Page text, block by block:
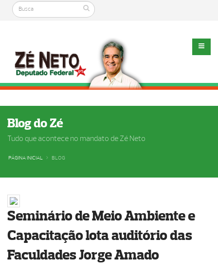
Blog do Zé
Tudo que acontece no mandato de Zé Neto
PÁGINA INICIAL BLOG
Seminário de Meio Ambiente e
Capacitação lota auditório das
Faculdades Jorge Amado